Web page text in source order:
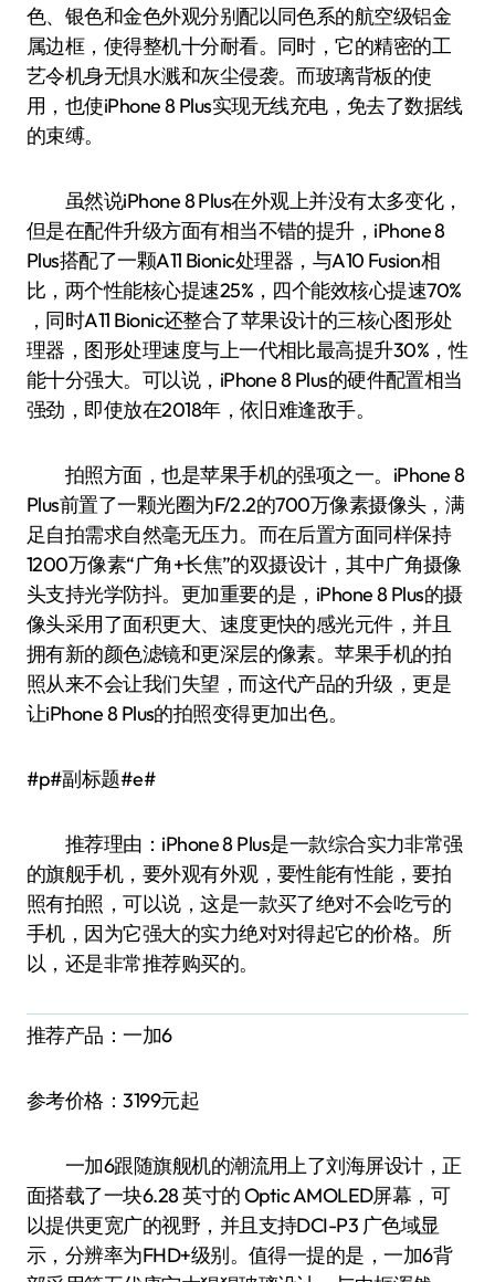
色、银色和金色外观分别配以同色系的航空级铝金
属边框，使得整机十分耐看。同时，它的精密的工
艺令机身无惧水溅和灰尘侵袭。而玻璃背板的使
用，也使iPhone 8 Plus实现无线充电，免去了数据线
的束缚。
虽然说iPhone 8 Plus在外观上并没有太多变化，
但是在配件升级方面有相当不错的提升，iPhone 8
Plus搭配了一颗A11 Bionic处理器，与A10 Fusion相
比，两个性能核心提速25%，四个能效核心提速70%
，同时A11 Bionic还整合了苹果设计的三核心图形处
理器，图形处理速度与上一代相比最高提升30%，性
能十分强大。可以说，iPhone 8 Plus的硬件配置相当
强劲，即使放在2018年，依旧难逢敌手。
拍照方面，也是苹果手机的强项之一。iPhone 8
Plus前置了一颗光圈为F/2.2的700万像素摄像头，满
足自拍需求自然毫无压力。而在后置方面同样保持
1200万像素“广角+长焦”的双摄设计，其中广角摄像
头支持光学防抖。更加重要的是，iPhone 8 Plus的摄
像头采用了面积更大、速度更快的感光元件，并且
拥有新的颜色滤镜和更深层的像素。苹果手机的拍
照从来不会让我们失望，而这代产品的升级，更是
让iPhone 8 Plus的拍照变得更加出色。
#p#副标题#e#
推荐理由：iPhone 8 Plus是一款综合实力非常强
的旗舰手机，要外观有外观，要性能有性能，要拍
照有拍照，可以说，这是一款买了绝对不会吃亏的
手机，因为它强大的实力绝对对得起它的价格。所
以，还是非常推荐购买的。
推荐产品：一加6
参考价格：3199元起
一加6跟随旗舰机的潮流用上了刘海屏设计，正
面搭载了一块6.28 英寸的 Optic AMOLED屏幕，可
以提供更宽广的视野，并且支持DCI-P3 广色域显
示，分辨率为FHD+级别。值得一提的是，一加6背